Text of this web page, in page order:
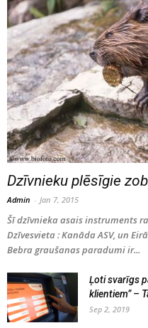
Dzīvnieku plēsīgie
Admin - Jan 7, 2015
Šī dzīvnieka asais instruments
Dzīvesvieta : Kanāda ASV, un
Bebra graušanas paradumi ir...
Ļoti svarīgs
klientiem” –
Sep 2, 2019